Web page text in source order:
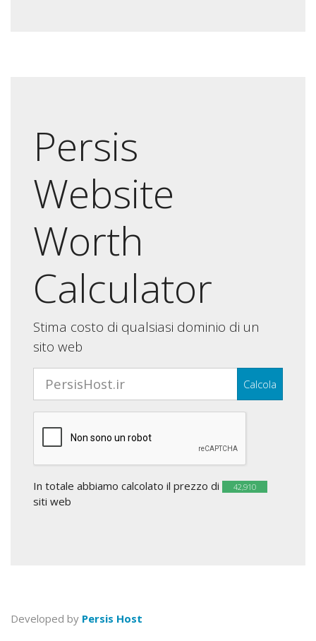
Persis
Website
Worth
Calculator
Stima costo di qualsiasi dominio di un
sito web
Calcola
In totale abbiamo calcolato il prezzo di 42,910
siti web
Developed by Persis Host